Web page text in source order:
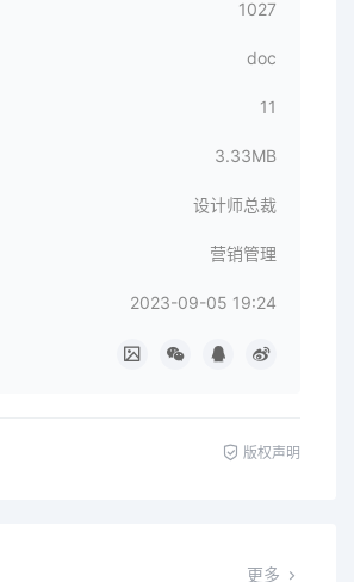
1027
doc
11
3.33MB
设计师总裁
营销管理
2023-09-05 19:24
版权声明
更多